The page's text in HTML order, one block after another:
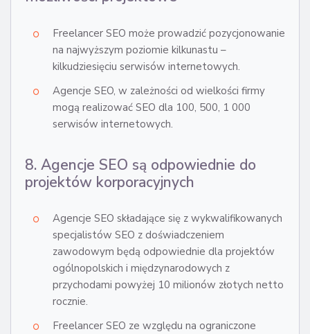
Freelancer SEO może prowadzić pozycjonowanie
na najwyższym poziomie kilkunastu –
kilkudziesięciu serwisów internetowych.
Agencje SEO, w zależności od wielkości firmy
mogą realizować SEO dla 100, 500, 1 000
serwisów internetowych.
8. Agencje SEO są odpowiednie do
projektów korporacyjnych
Agencje SEO składające się z wykwalifikowanych
specjalistów SEO z doświadczeniem
zawodowym będą odpowiednie dla projektów
ogólnopolskich i międzynarodowych z
przychodami powyżej 10 milionów złotych netto
rocznie.
Freelancer SEO ze względu na ograniczone